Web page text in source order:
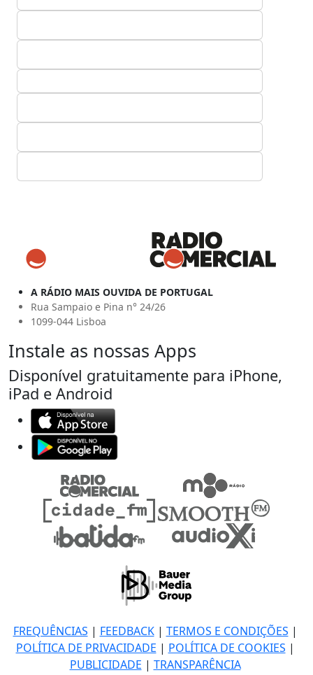
A RÁDIO MAIS OUVIDA DE PORTUGAL
Rua Sampaio e Pina n° 24/26
1099-044 Lisboa
Instale as nossas Apps
Disponível gratuitamente para iPhone,
iPad e Android
FREQUÊNCIAS | FEEDBACK| TERMOS E CONDIÇÕES |
POLÍTICA DE PRIVACIDADE | POLÍTICA DE COOKIES |
PUBLICIDADE | TRANSPARÊNCIA